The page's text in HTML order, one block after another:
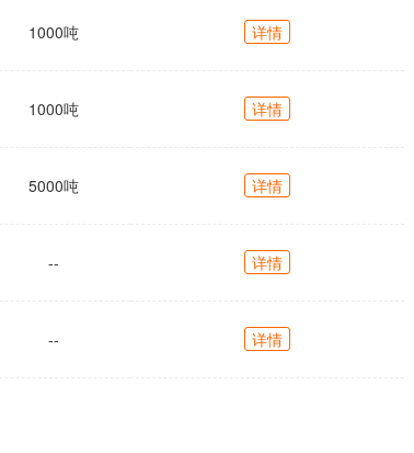
1000吨 详情
1000吨 详情
5000吨 详情
-- 详情
-- 详情